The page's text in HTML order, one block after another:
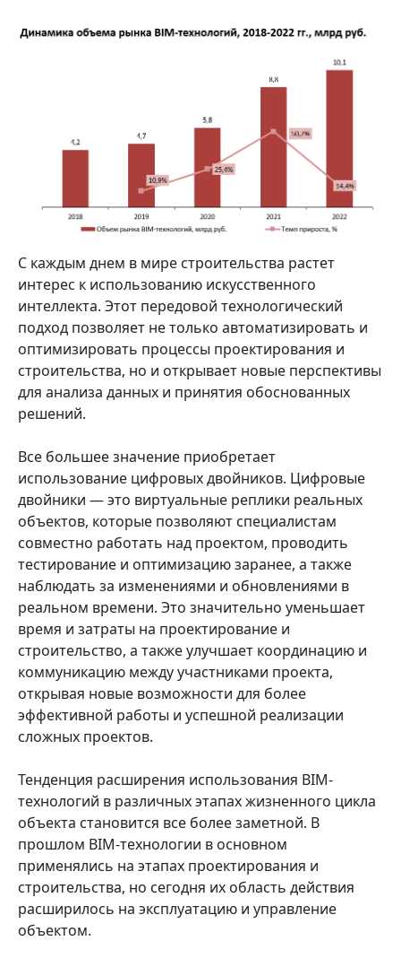
C каждым днем в мире строительства растет
интерес к использованию искусственного
интеллекта. Этот передовой технологический
подход позволяет не только автоматизировать и
оптимизировать процессы проектирования и
строительства, но и открывает новые перспективы
для анализа данных и принятия обоснованных
решений.
Все большее значение приобретает
использование цифровых двойников. Цифровые
двойники — это виртуальные реплики реальных
объектов, которые позволяют специалистам
совместно работать над проектом, проводить
тестирование и оптимизацию заранее, а также
наблюдать за изменениями и обновлениями в
реальном времени. Это значительно уменьшает
время и затраты на проектирование и
строительство, а также улучшает координацию и
коммуникацию между участниками проекта,
открывая новые возможности для более
эффективной работы и успешной реализации
сложных проектов.
Тенденция расширения использования BIM-
технологий в различных этапах жизненного цикла
объекта становится все более заметной. В
прошлом BIM-технологии в основном
применялись на этапах проектирования и
строительства, но сегодня их область действия
расширилось на эксплуатацию и управление
объектом.